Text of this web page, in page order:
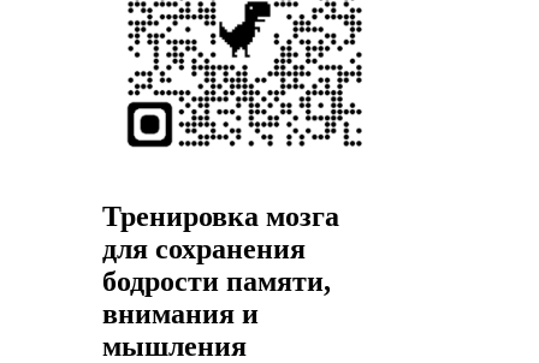
Тренировка мозга
для сохранения
бодрости памяти,
внимания и
мышления